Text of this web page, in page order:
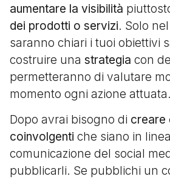
aumentare la visibilità
dei prodotti o servizi. Solo
saranno chiari i tuoi obiettivi
costruire una strategia con
permetteranno di valutare
momento ogni azione attuata.
Dopo avrai bisogno di creare
coinvolgenti che siano in
comunicazione del social
pubblicarli. Se pubblichi un